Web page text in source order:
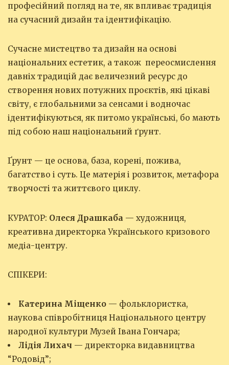
професійний погляд на те, як впливає традиція
на сучасний дизайн та ідентифікацію.
Сучасне мистецтво та дизайн на основі
національних естетик, а також переосмислення
давніх традицій дає величезний ресурс до
створення нових потужних проєктів, які цікаві
світу, є глобальними за сенсами і водночас
ідентифікуються, як питомо українські, бо мають
під собою наш національний ґрунт.
Ґрунт — це основа, база, корені, пожива,
багатство і суть. Це матерія і розвиток, метафора
творчості та життєвого циклу.
КУРАТОР: Олеся Драшкаба — художниця,
креативна директорка Українського кризового
медіа-центру.
СПІКЕРИ:
Катерина Міщенко — фольклористка,
наукова співробітниця Національного центру
народної культури Музей Івана Гончара;
Лідія Лихач — директорка видавництва
“Родовід”;